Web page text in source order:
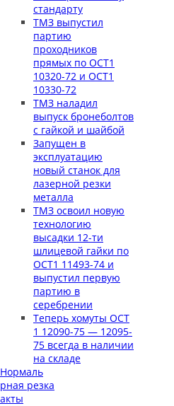
стандарту
ТМЗ выпустил
партию
проходников
прямых по ОСТ1
10320-72 и ОСТ1
10330-72
ТМЗ наладил
выпуск бронеболтов
с гайкой и шайбой
Запущен в
эксплуатацию
новый станок для
лазерной резки
металла
ТМЗ освоил новую
технологию
высадки 12-ти
шлицевой гайки по
ОСТ1 11493-74 и
выпустил первую
партию в
серебрении
Теперь хомуты ОСТ
1 12090-75 — 12095-
75 всегда в наличии
на складе
резка